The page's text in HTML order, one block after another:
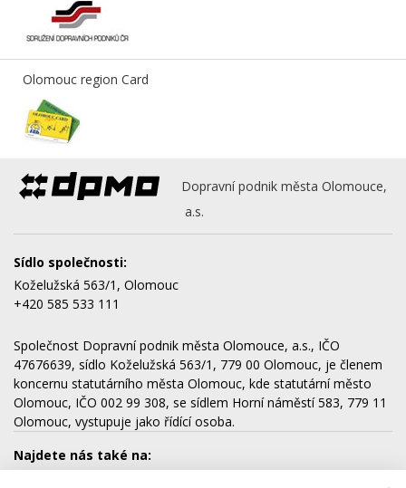
Olomouc region Card
Dopravní podnik města Olomouce,
a.s.
Sídlo společnosti:
Koželužská 563/1, Olomouc
+420 585 533 111
Společnost Dopravní podnik města Olomouce, a.s., IČO
47676639, sídlo Koželužská 563/1, 779 00 Olomouc, je členem
koncernu statutárního města Olomouc, kde statutární město
Olomouc, IČO 002 99 308, se sídlem Horní náměstí 583, 779 11
Olomouc, vystupuje jako řídící osoba.
Najdete nás také na: